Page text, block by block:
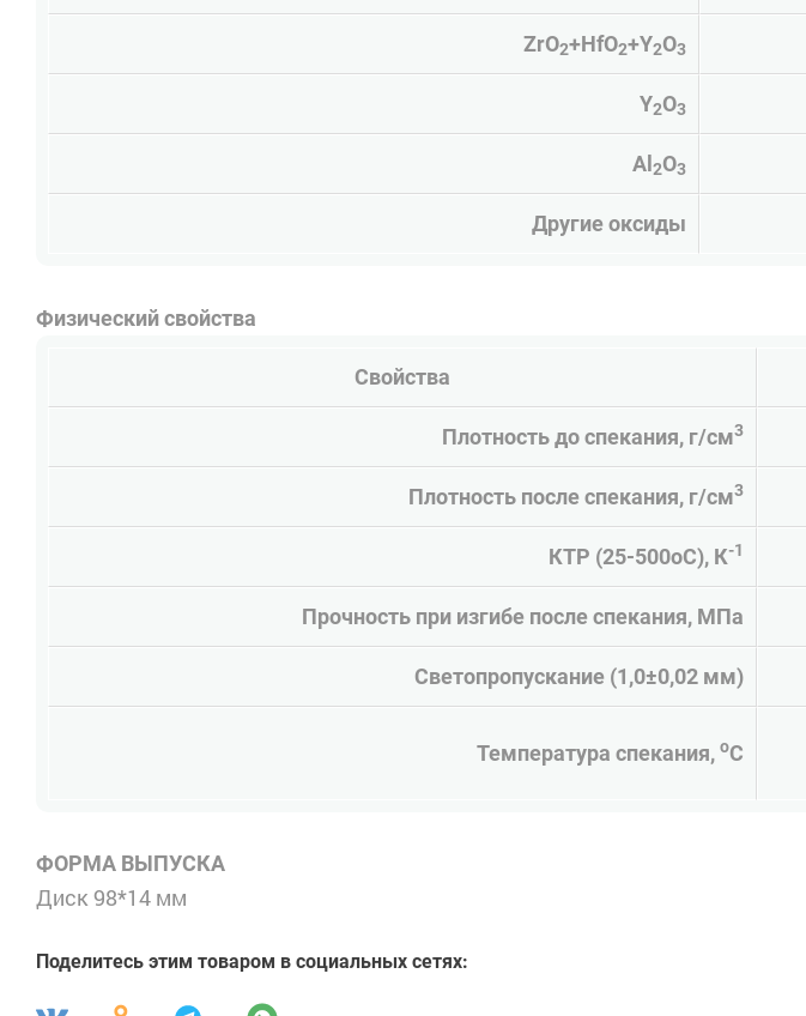
ZrO2+HfO2+Y2O3
Y2O3
Al2O3
Другие оксиды
Физический свойства
Свойства
Плотность до спекания, г/см3
Плотность после спекания, г/см3
КТР (25-500оС), К-1
Прочность при изгибе после спекания, МПа
Светопропускание (1,0±0,02 мм)
Температура спекания, оС
ФОРМА ВЫПУСКА
Диск 98*14 мм
Поделитесь этим товаром в социальных сетях: